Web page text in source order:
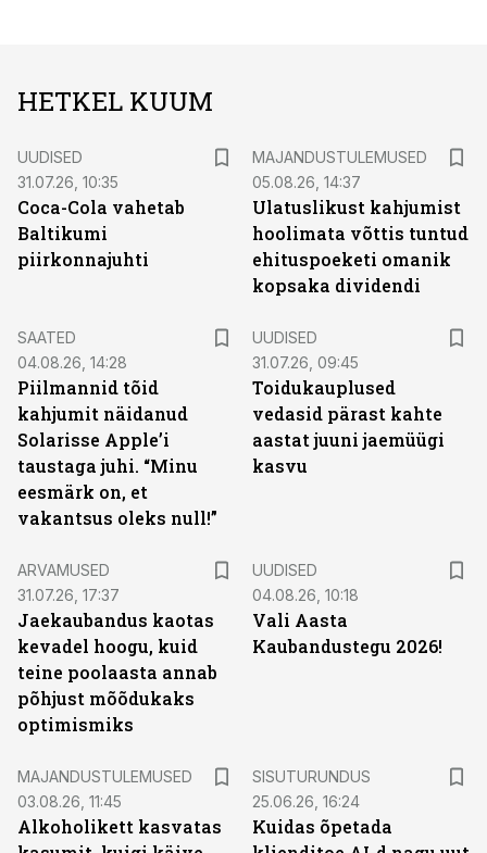
HETKEL KUUM
UUDISED
31.07.26, 10:35
Coca-Cola vahetab
Baltikumi
piirkonnajuhti
MAJANDUSTULEMUSED
05.08.26, 14:37
Ulatuslikust kahjumist
hoolimata võttis tuntud
ehituspoeketi omanik
kopsaka dividendi
SAATED
04.08.26, 14:28
Piilmannid tõid
kahjumit näidanud
Solarisse Apple’i
taustaga juhi. “Minu
eesmärk on, et
vakantsus oleks null!”
UUDISED
31.07.26, 09:45
Toidukauplused
vedasid pärast kahte
aastat juuni jaemüügi
kasvu
ARVAMUSED
31.07.26, 17:37
Jaekaubandus kaotas
kevadel hoogu, kuid
teine poolaasta annab
põhjust mõõdukaks
optimismiks
UUDISED
04.08.26, 10:18
Vali Aasta
Kaubandustegu 2026!
MAJANDUSTULEMUSED
03.08.26, 11:45
Alkoholikett kasvatas
SISUTURUNDUS
25.06.26, 16:24
Kuidas õpetada